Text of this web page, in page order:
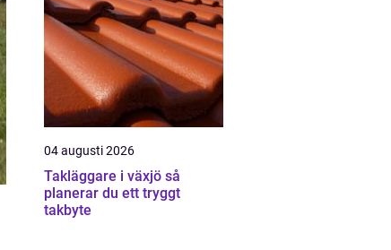
04 augusti 2026
Takläggare i växjö så
planerar du ett tryggt
takbyte